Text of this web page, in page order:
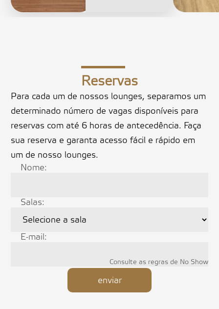
Reservas
Para cada um de nossos lounges, separamos um
determinado número de vagas disponíveis para
reservas com até 6 horas de antecedência. Faça
sua reserva e garanta acesso fácil e rápido em
um de nosso lounges.
Nome:
Salas:
E-mail:
Consulte as regras de No Show
enviar